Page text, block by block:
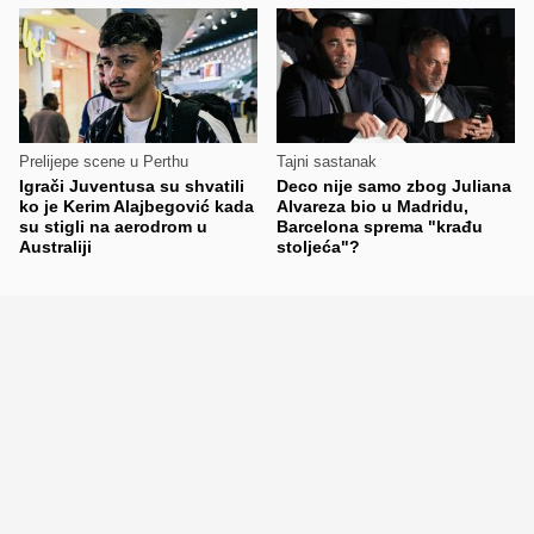
Prelijepe scene u Perthu
Igrači Juventusa su shvatili
ko je Kerim Alajbegović kada
su stigli na aerodrom u
Australiji
Tajni sastanak
Deco nije samo zbog Juliana
Alvareza bio u Madridu,
Barcelona sprema "krađu
stoljeća"?